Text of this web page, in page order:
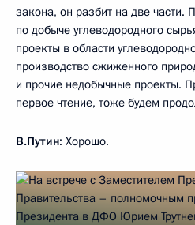
закона, он разбит на две части.
по добыче углеводородного
проекты в области
производство сжиженного
и прочие недобычные проекты.
первое чтение, тоже будем
В.Путин: Хорошо.